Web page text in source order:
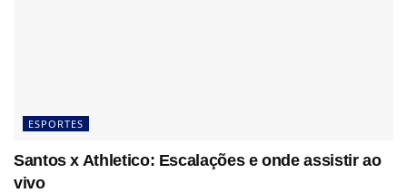
ESPORTES
Santos x Athletico: Escalações e onde assistir ao
vivo